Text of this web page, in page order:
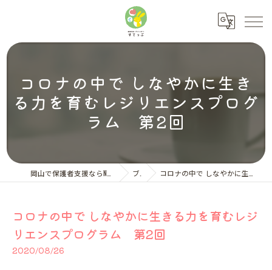
コロナの中で しなやかに生き
る力を育むレジリエンスプログ
ラム 第2回
ブログ コロナの中で しなやかに生きる力を育むレジリエンスプログラム 第2回
コロナの中で しなやかに生きる力を育むレジ
リエンスプログラム 第2回
2020/08/26